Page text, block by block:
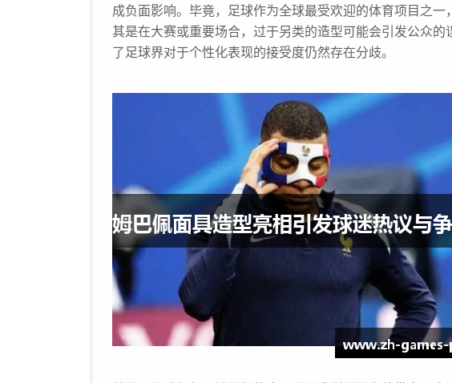
成负面影响。毕竟，足球作为全球最受欢迎的体育项目之
其是在大赛或重要场合，过于另类的造型可能会引发公众
了足球界对于个性化表现的接受度仍然存在分歧。